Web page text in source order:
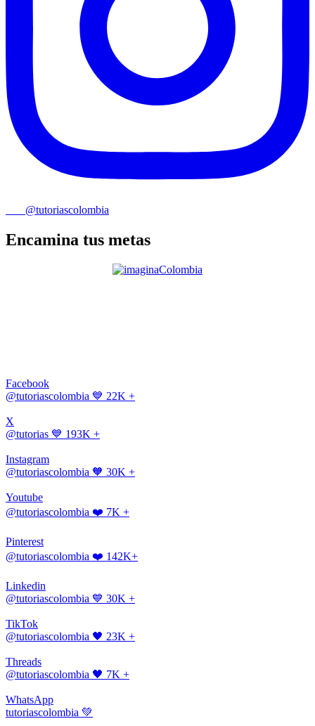
@tutoriascolombia
Encamina tus metas
Facebook
@tutoriascolombia 💙 22K +
X
@tutorias 💙 193K +
Instagram
@tutoriascolombia 🧡 30K +
Youtube
@tutoriascolombia ❤️ 7K +
Pinterest
@tutoriascolombia ❤️ 142K+
Linkedin
@tutoriascolombia 💙 30K +
TikTok
@tutoriascolombia 🖤 23K +
Threads
@tutoriascolombia 🖤 7K +
WhatsApp
tutoriascolombia 💚